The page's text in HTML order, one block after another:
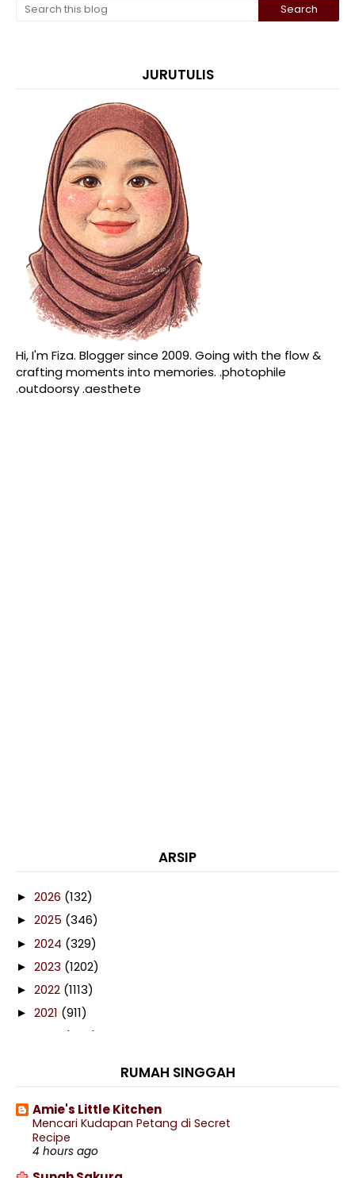
JURUTULIS
Hi, I'm Fiza. Blogger since 2009. Going with the flow &
crafting moments into memories. .photophile
.outdoorsy .aesthete
ARSIP
► 2026 (132)
► 2025 (346)
► 2024 (329)
► 2023 (1202)
► 2022 (1113)
► 2021 (911)
(460)
► 2017(359)
►2016(538)
►2015(402)
RUMAH SINGGAH
Amie's Little Kitchen
Mencari Kudapan Petang di Secret
Recipe
4 hours ago